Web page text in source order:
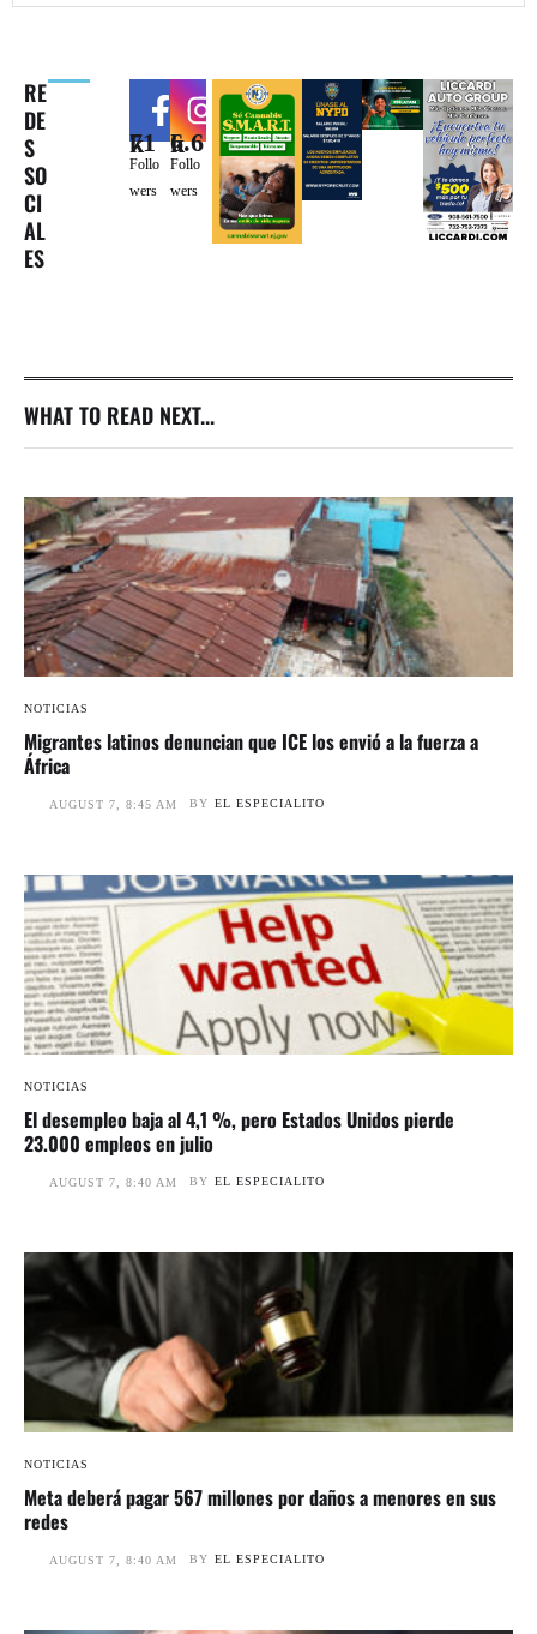
RE
DE
S
SO
CI
AL
ES
71k
Follo
wers
6.6k
Follo
wers
WHAT TO READ NEXT...
NOTICIAS
Migrantes latinos denuncian que ICE los envió a la fuerza a
África
AUGUST 7, 8:45 AM BY EL ESPECIALITO
NOTICIAS
El desempleo baja al 4,1 %, pero Estados Unidos pierde
23.000 empleos en julio
AUGUST 7, 8:40 AM BY EL ESPECIALITO
NOTICIAS
Meta deberá pagar 567 millones por daños a menores en sus
redes
AUGUST 7, 8:40 AM BY EL ESPECIALITO